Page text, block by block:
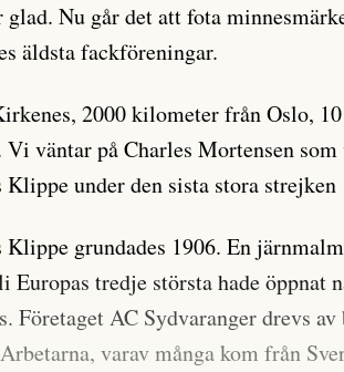
glad. Nu går det att fota
äldsta fackföreningar.
2000 kilometer från Oslo,
Vi väntar på Charles Mortensen
Klippe under den sista stora strejken
Klippe grundades 1906. En
Europas tredje största hade öppnat
Företaget AC Sydvaranger drevs
varav många kom från